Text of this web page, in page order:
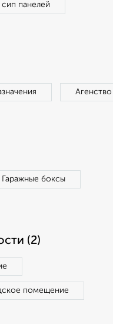
сип панелей
Агенство
Гаражные боксы
(2)
помещение